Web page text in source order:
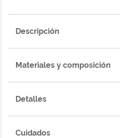
Descripción
Materiales y composición
Detalles
Cuidados